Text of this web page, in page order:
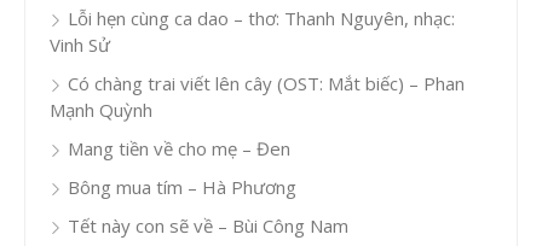
Lỗi hẹn cùng ca dao – thơ: Thanh Nguyên, nhạc:
Vinh Sử
Có chàng trai viết lên cây (OST: Mắt biếc) – Phan
Mạnh Quỳnh
Mang tiền về cho mẹ – Đen
Bông mua tím – Hà Phương
Tết này con sẽ về – Bùi Công Nam